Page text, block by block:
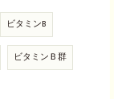
ビタミンB
ビタミンＢ群